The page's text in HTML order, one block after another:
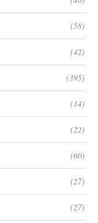
(58)
(42)
(395)
(14)
(22)
(60)
(27)
(27)